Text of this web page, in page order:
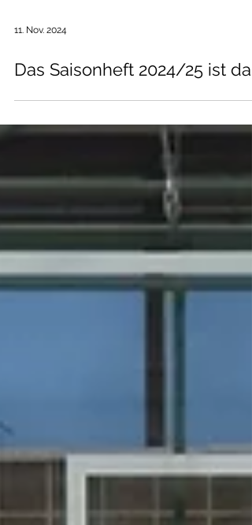
11. Nov. 2024
Das Saisonheft 2024/25 ist da!